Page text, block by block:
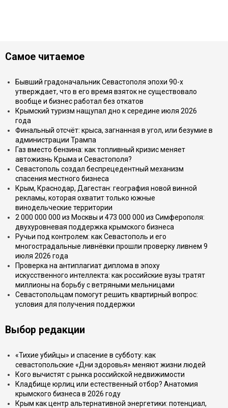
Самое читаемое
Бывший градоначальник Севастополя эпохи 90-х
утверждает, что в его время взяток не существовало
вообще и бизнес работал без откатов
Крымский туризм нащупал дно к середине июля 2026
года
Финальный отсчёт: крыса, загнанная в угол, или безумие в
администрации Трампа
Газ вместо бензина: как топливный кризис меняет
автожизнь Крыма и Севастополя?
Севастополь создал беспрецедентный механизм
спасения местного бизнеса
Крым, Краснодар, Дагестан: география новой винной
рекламы, которая охватит только южные
винодельческие территории
2 000 000 000 из Москвы и 473 000 000 из Симферополя:
двухуровневая поддержка крымского бизнеса
Ручьи под контролем: как Севастополь и его
многострадальные ливнёвки прошли проверку ливнем 9
июля 2026 года
Проверка на антиплагиат диплома в эпоху
искусственного интеллекта: как российские вузы тратят
миллионы на борьбу с ветряными мельницами
Севастопольцам помогут решить квартирный вопрос:
условия для получения поддержки
Выбор редакции
«Тихие убийцы» и спасение в субботу: как
севастопольские «Дни здоровья» меняют жизни людей
Кого вычистят с рынка российской недвижимости
Кладбище юрлиц или естественный отбор? Анатомия
крымского бизнеса в 2026 году
Крым как центр альтернативной энергетики: потенциал,